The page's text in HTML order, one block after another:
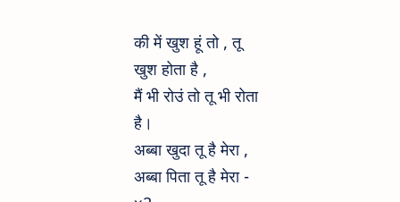
की में खुश हूं तो , तू
खुश होता है ,
मैं भी रोउं तो तू भी रोता
है।
अब्बा खुदा तू है मेरा ,
अब्बा पिता तू है मेरा -